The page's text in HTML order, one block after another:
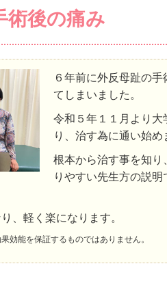
術後の痛み
６年前に外反母趾の
てしまいました。
令和５年１１月より
り、治す為に通い始め
根本から治す事を知
りやすい先生方の説
、軽く楽になります。
効能を保証するものではありません。